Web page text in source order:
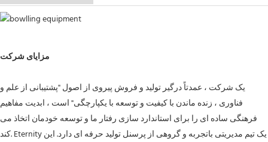
مزایای شرکت
یک شرکت ، عمدتاً درگیر تولید و فروش پیروی از اصول "پشتیبانی از علم و
فناوری ، زنده ماندن با کیفیت و توسعه با یکپارچگی" است ، ابدیت مفاهیم
فرهنگی ساده ای را برای استاندارد سازی رفتار ما و توسعه خودمان اتخاذ می
کند. Eternity یک تیم مدیریتی باتجربه و گروهی از پرسنل تولید حرفه ای دارد. این